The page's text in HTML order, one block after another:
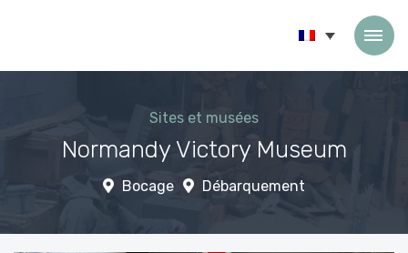
Sites et musées
Normandy Victory Museum
Bocage Débarquement